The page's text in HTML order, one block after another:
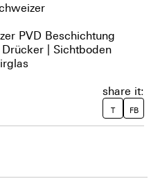
PVD Beschichtung
| Sichtboden
share it:
T FB